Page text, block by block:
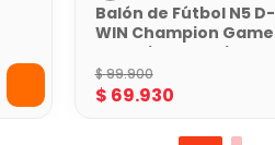
Balón de Fútbol N5 D-
WIN Champion Game
Naranja con Caja
$99.900
$ 69.930